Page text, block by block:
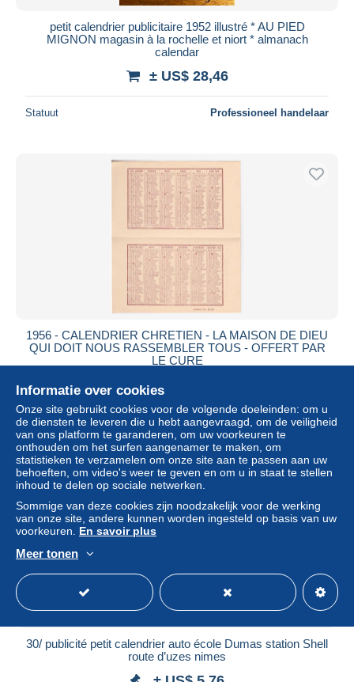
petit calendrier publicitaire 1952 illustré * AU PIED
MIGNON magasin à la rochelle et niort * almanach
calendar
± US$ 28,46
Statuut Professioneel handelaar
1956 - CALENDRIER CHRETIEN - LA MAISON DE DIEU
QUI DOIT NOUS RASSEMBLER TOUS - OFFERT PAR
LE CURE
± US$ 2,19
Statuut Professioneel handelaar
30/ publicité petit calendrier auto école Dumas station Shell
route d’uzes nimes
Informatie over cookies
Onze site gebruikt cookies voor de volgende doeleinden: om u
de diensten te leveren die u hebt aangevraagd, om de veiligheid
van ons platform te garanderen, om uw voorkeuren te
onthouden om het surfen aangenamer te maken, om
statistieken te verzamelen om onze site aan te passen aan uw
behoeften, om video's weer te geven en om u in staat te stellen
inhoud te delen op sociale netwerken.
Sommige van deze cookies zijn noodzakelijk voor de werking
van onze site, andere kunnen worden ingesteld op basis van uw
voorkeuren. En savoir plus
Meer tonen